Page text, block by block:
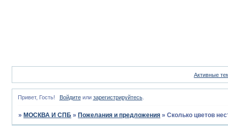
Активные
Привет, Гость! Войдитеили зарегистрируйтесь.
» МОСКВА И СПБ » Пожелания и предложения »Сколько цветов